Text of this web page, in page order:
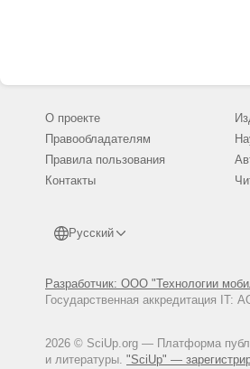
О проекте
Правообладателям
Правила пользования
Контакты
Русский
Разработчик: ООО "Технологии
Государственная аккредитация
2026 © SciUp.org — Платформа
и литературы. "SciUp" —